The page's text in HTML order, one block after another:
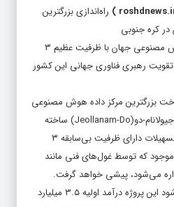
) راه‌اندازی بزرگترین
کره جنوبی
ساخت بزرگترین مرکز داده هوش مصنوعی جهان با ظرفیت عظیم ۳
رهبری فناوری جهانی این کشور
بزرگترین مرکز داده هوش مصنوعی
جهان را که قرار است در استان جیولانام-دو(Jeollanam-Do) ساخته
شود، تصویب کرده است. این تسهیلات دارای ظرفیت بی‌سابقه ۳
موجود که توسط غول‌های فنی مانند
می‌شود، پیشی خواهد گرفت.
به نقل از آی‌ای، پیش‌بینی می‌شود این پروژه درآمد اولیه ۳.۵ میلیارد